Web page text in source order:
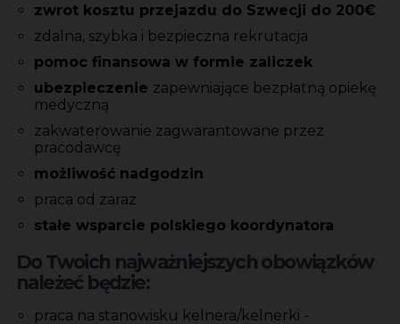
zwrot kosztu przejazdu do Szwecji do 200€
zdalna, szybka i bezpieczna rekrutacja
pomoc finansowa w formie zaliczek
ubezpieczenie zapewniające bezpłatną opiekę
medyczną
zakwaterowanie zagwarantowane przez
pracodawcę
możliwość nadgodzin
praca od zaraz
stałe wsparcie polskiego koordynatora
Do Twoich najważniejszych obowiązków
należeć będzie:
praca na stanowisku kelnera/kelnerki -